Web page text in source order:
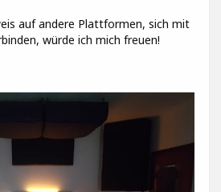
auf andere Plattformen, sich mit
würde ich mich freuen!